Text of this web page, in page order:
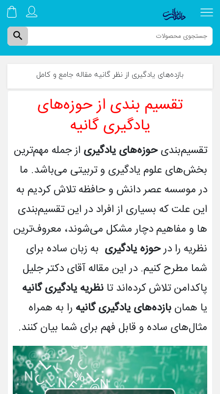
دوره های آموزشی
انتشارات کاغذ و قلم
مقالات
تماس با ما
درباره ما
ورود به سایت
search
بازده‌های یادگیری از نظر گانیه مقاله جامع و کامل
تقسیم بندی از حوزه‌های
یادگیری گانیه
تقسیم‌بندیحوزه‌های یادگیری از جمله مهم‌ترین
بخش‌های علوم یادگیری و تربیتی می‌باشد. ما
در موسسه عصر دانش و حافظه تلاش کردیم به
این علت که بسیاری از افراد در این تقسیم‌بندی
ها و مفاهیم دچار مشکل می‌شوند، معروف‌ترین
نظریه را درحوزه یادگیری به زبان ساده برای
شما مطرح کنیم. در این مقاله آقای دکتر جلیل
پاکدامن تلاش کرده‌اند تانظریه یادگیری گانیه
یا همانبازده‌های یادگیری گانیه را به همراه
مثال‌های ساده و قابل فهم برای شما بیان کنند.